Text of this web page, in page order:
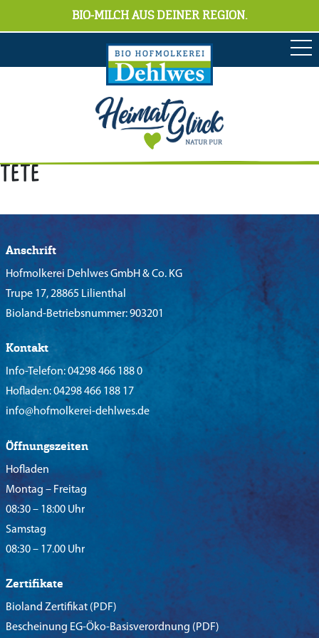
BIO-MILCH AUS DEINER REGION.
tete
Anschrift
Hofmolkerei Dehlwes GmbH & Co. KG
Trupe 17, 28865 Lilienthal
Bioland-Betriebsnummer: 903201
Kontakt
Info-Telefon:04298 466 188 0
Hofladen:04298 466 188 17
info@hofmolkerei-dehlwes.de
Öffnungszeiten
Hofladen
Montag – Freitag
08:30 – 18:00 Uhr
Samstag
08:30 – 17.00 Uhr
Zertifikate
Bioland Zertifikat (PDF)
Bescheinung EG-Öko-Basisverordnung (PDF)